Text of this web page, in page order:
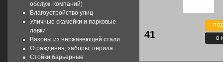
обслуж. компаний)
Благоустройство улиц
Уличные скамейки и парковые
лавки
Вазоны из нержавеющей стали
Ограждения, заборы, перила
Стойки барьерные
41